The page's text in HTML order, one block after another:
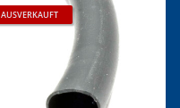
AUSVERKAUFT